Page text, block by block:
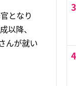
となり
以降、
んが就い